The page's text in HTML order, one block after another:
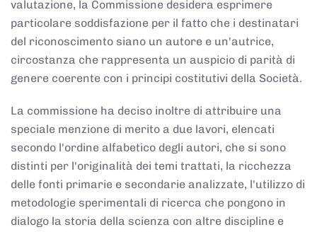
valutazione, la Commissione desidera esprimere
particolare soddisfazione per il fatto che i destinatari
del riconoscimento siano un autore e un'autrice,
circostanza che rappresenta un auspicio di parità di
genere coerente con i principi costitutivi della Società.
La commissione ha deciso inoltre di attribuire una
speciale menzione di merito a due lavori, elencati
secondo l'ordine alfabetico degli autori, che si sono
distinti per l'originalità dei temi trattati, la ricchezza
delle fonti primarie e secondarie analizzate, l'utilizzo di
metodologie sperimentali di ricerca che pongono in
dialogo la storia della scienza con altre discipline e